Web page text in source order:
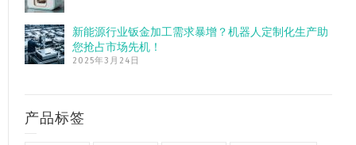
新能源行业钣金加工需求暴增？机器人定制化生产助
您抢占市场先机！
2025年3月24日
产品标签